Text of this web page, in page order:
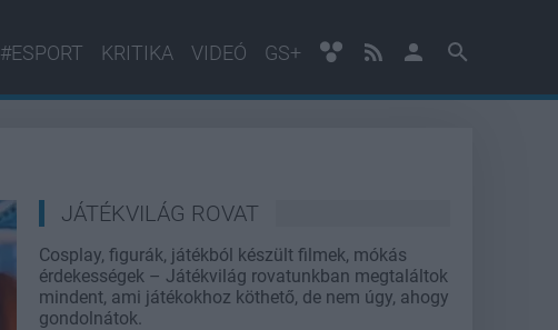
#ESPORT KRITIKA VIDEÓ GS+
JÁTÉKVILÁG ROVAT
Cosplay, figurák, játékból készült filmek, mókás
érdekességek – Játékvilág rovatunkban megtaláltok
mindent, ami játékokhoz köthető, de nem úgy, ahogy
gondolnátok.